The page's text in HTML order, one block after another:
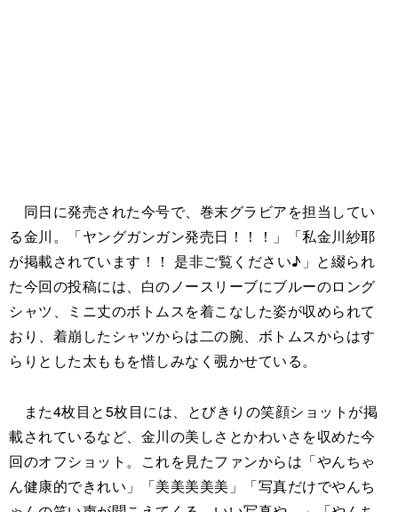
同日に発売された今号で、巻末グラビアを担当してい
る金川。「ヤングガンガン発売日！！！」「私金川紗耶
が掲載されています！！ 是非ご覧ください♪」と綴られ
た今回の投稿には、白のノースリーブにブルーのロング
シャツ、ミニ丈のボトムスを着こなした姿が収められて
おり、着崩したシャツからは二の腕、ボトムスからはす
らりとした太ももを惜しみなく覗かせている。
また4枚目と5枚目には、とびきりの笑顔ショットが掲
載されているなど、金川の美しさとかわいさを収めた今
回のオフショット。これを見たファンからは「やんちゃ
ん健康的できれい」「美美美美美」「写真だけでやんち